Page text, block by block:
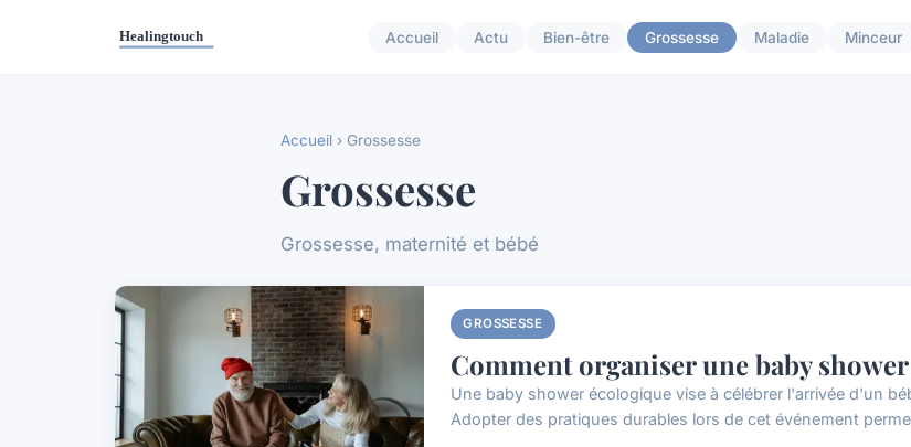
Accueil Actu Bien-être Grossesse Maladie Minceur
Accueil › Grossesse
Grossesse
Grossesse, maternité et bébé
GROSSESSE
Comment organiser une baby
Une baby shower écologique vise à célébrer l'arrivée d'un
Adopter des pratiques durables lors de cet événement